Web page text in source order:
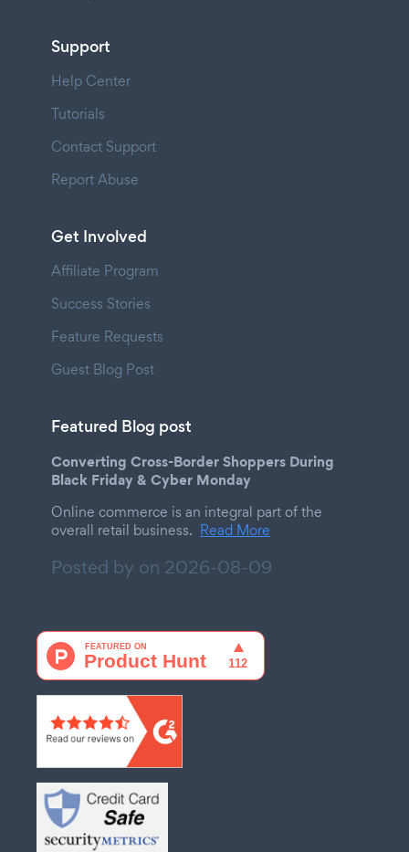
Support
Help Center
Tutorials
Contact Support
Report Abuse
Get Involved
Affiliate Program
Success Stories
Feature Requests
Guest Blog Post
Featured Blog post
Converting Cross-Border Shoppers During
Black Friday & Cyber Monday
Online commerce is an integral part of the
overall retail business. Read More
Posted by on 2026-08-09